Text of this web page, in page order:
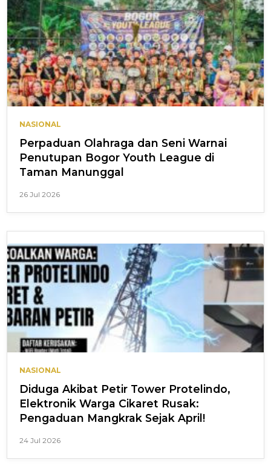
NASIONAL
Perpaduan Olahraga dan Seni Warnai
Penutupan Bogor Youth League di
Taman Manunggal
26 Jul 2026
NASIONAL
Diduga Akibat Petir Tower Protelindo,
Elektronik Warga Cikaret Rusak:
Pengaduan Mangkrak Sejak April!
24 Jul 2026